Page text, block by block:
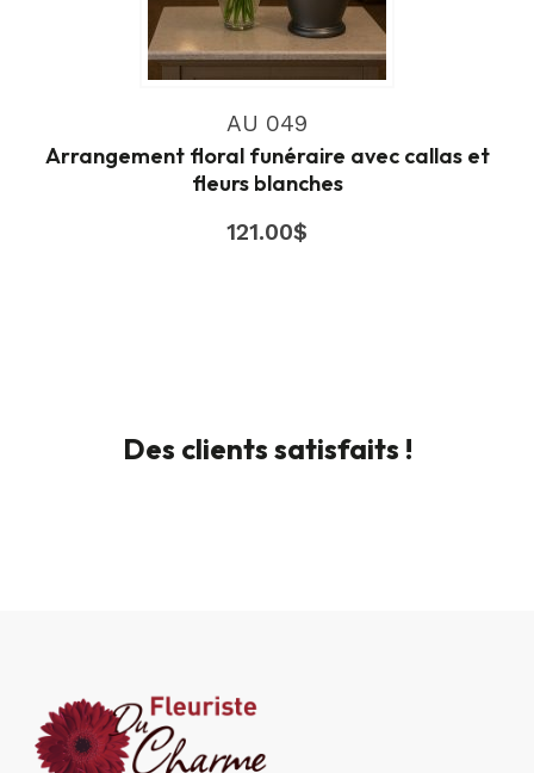
AU 049
Arrangement floral funéraire avec callas et
fleurs blanches
121.00$
Des clients satisfaits !